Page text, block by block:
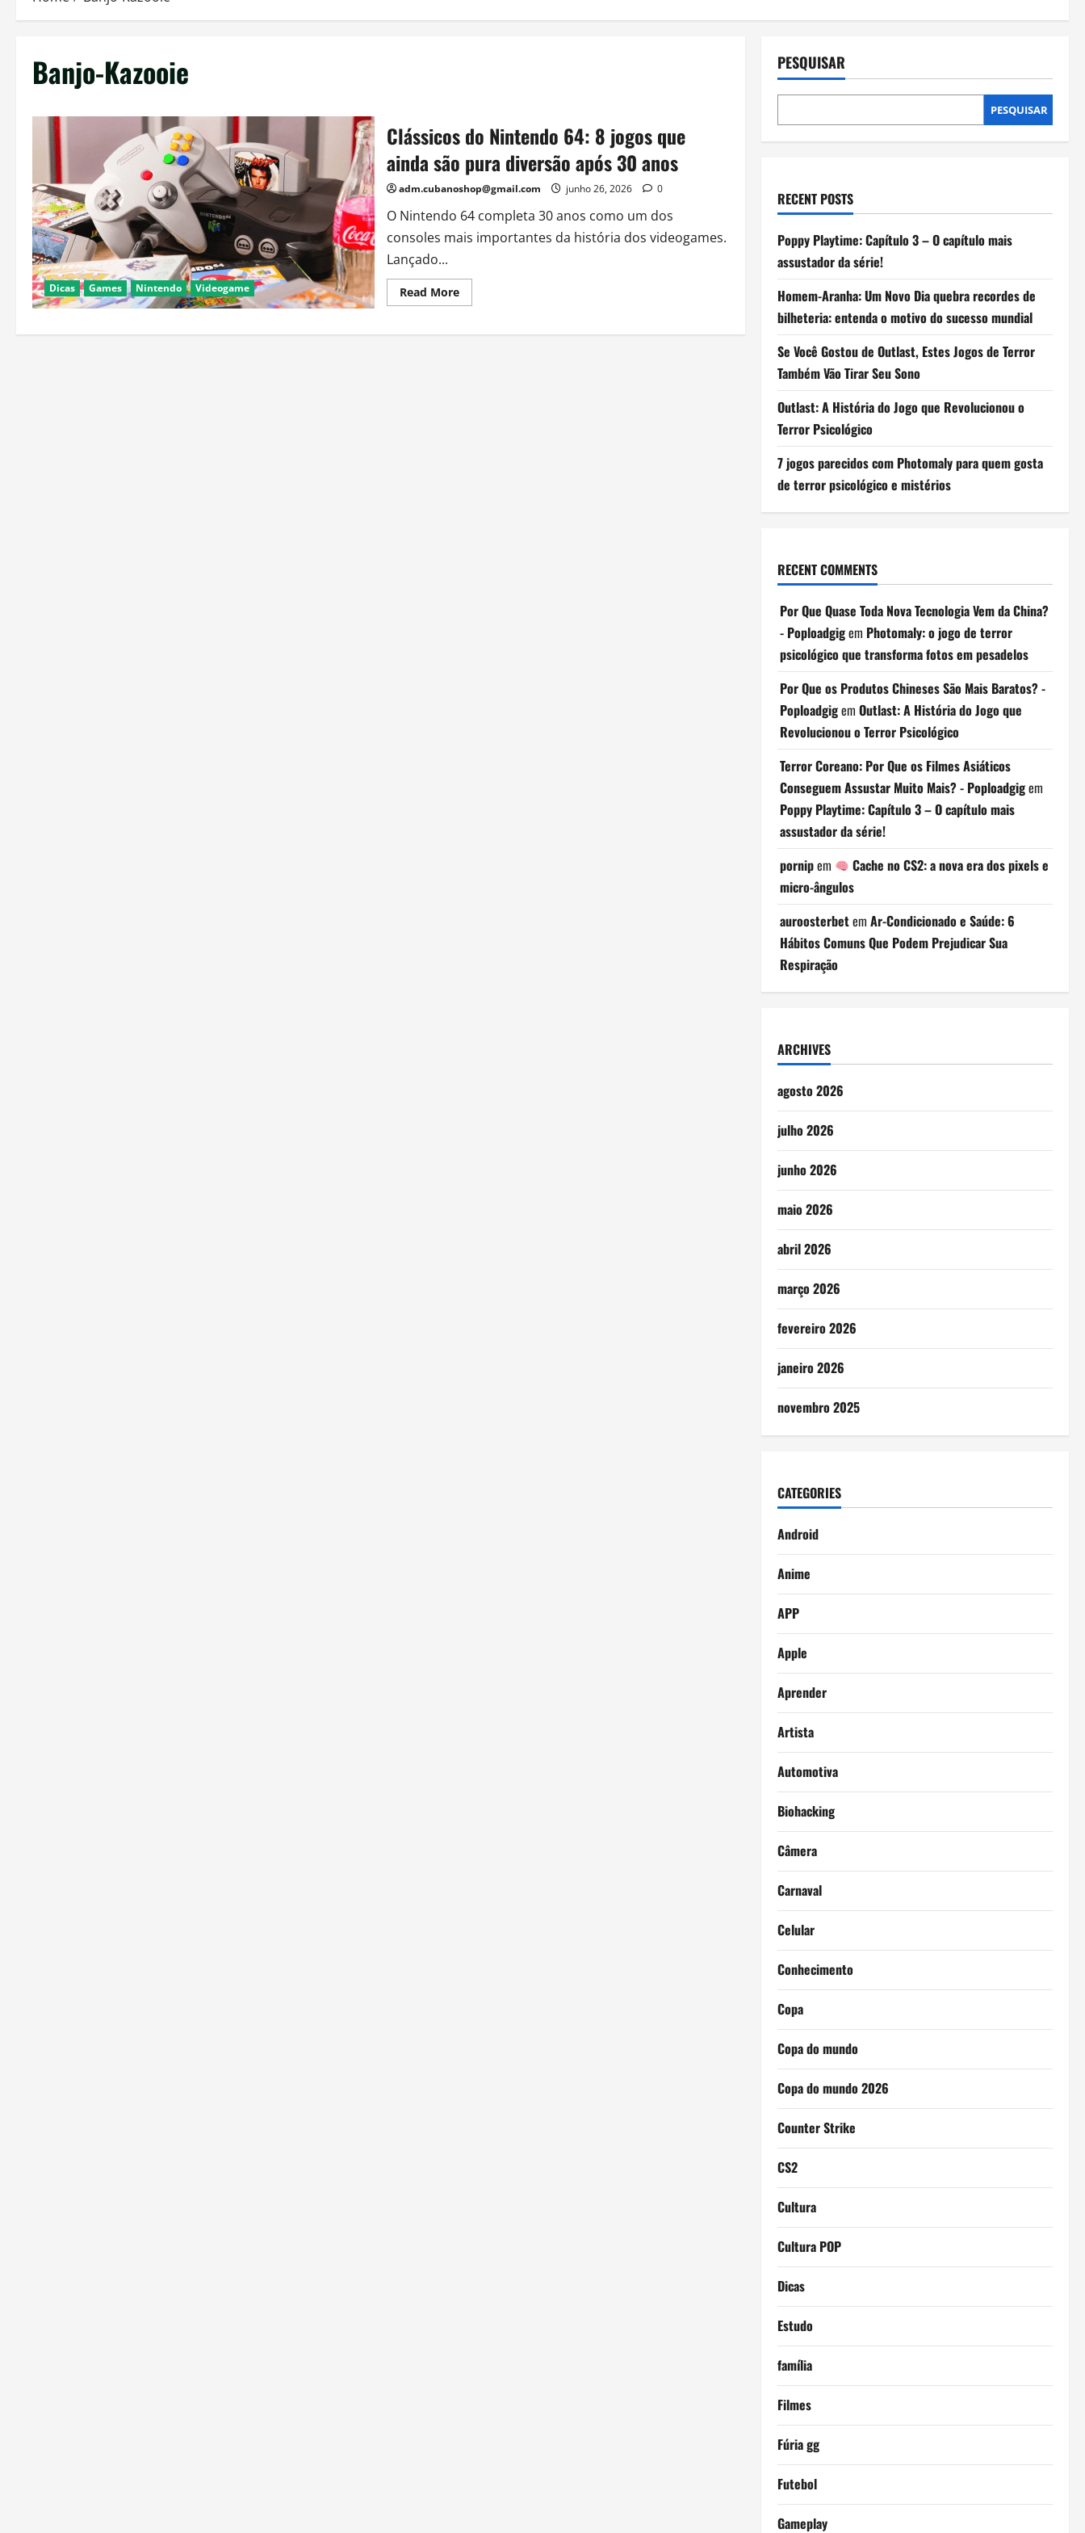
Banjo-Kazooie
Dicas Games Nintendo Videogame
Clássicos do Nintendo 64: 8 jogos que
ainda são pura diversão após 30 anos
adm.cubanoshop@gmail.com junho 26, 2026 0
O Nintendo 64 completa 30 anos como um dos
consoles mais importantes da história dos videogames.
Lançado...
Read MoreRead
more
do
PESQUISAR
PESQUISAR
RECENT POSTS
Poppy Playtime: Capítulo 3 – O capítulo mais
assustador da série!
Homem-Aranha: Um Novo Dia quebra recordes de
bilheteria: entenda o motivo do sucesso mundial
Se Você Gostou de Outlast, Estes Jogos de Terror
Também Vão Tirar Seu Sono
Outlast: A História do Jogo que Revolucionou o
Terror Psicológico
7 jogos parecidos com Photomaly para quem gosta
de terror psicológico e mistérios
RECENT COMMENTS
Por Que Quase Toda Nova Tecnologia Vem da China?
- Poploadgigem Photomaly: o jogo de terror
psicológico que transforma fotos em pesadelos
Por Que os Produtos Chineses São Mais Baratos? -
Poploadgigem Outlast: A História do Jogo que
Revolucionou o Terror Psicológico
Terror Coreano: Por Que os Filmes Asiáticos
Conseguem Assustar Muito Mais? - Poploadgigem
Poppy Playtime: Capítulo 3 – O capítulo mais
assustador da série!
pornipem
Cache no CS2: a nova era dos pixels e
micro-ângulos
auroosterbetem Ar-Condicionado e Saúde: 6
Hábitos Comuns Que Podem Prejudicar Sua
Respiração
ARCHIVES
agosto 2026
julho 2026
junho 2026
maio 2026
abril 2026
março 2026
fevereiro 2026
janeiro 2026
novembro 2025
CATEGORIES
Android
Anime
APP
Apple
Aprender
Artista
Automotiva
Biohacking
Câmera
Carnaval
Celular
Conhecimento
Copa
Copa do mundo
Copa do mundo 2026
Counter Strike
CS2
Cultura
Cultura POP
Dicas
Estudo
família
Filmes
Fúria gg
Futebol
Gameplay